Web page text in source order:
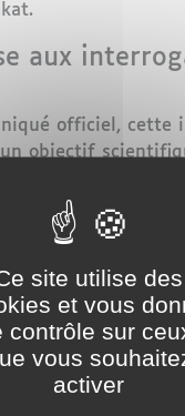
aux
officiel, cette
objectif
aux
citoyens
modernes. Il
des
et des transactions
sur le
à verser et
site utilise des
et vous
contrôle sur
vous
activer